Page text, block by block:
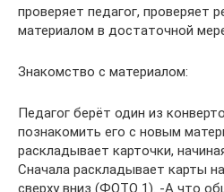
проверяет педагог, проверяет
материалом в достаточной
Знакомство с материалом:
Педагог берёт один из
познакомить его с новым
раскладывает карточки,
Сначала раскладывает карты
сверху вниз (ФОТО 1). -А что